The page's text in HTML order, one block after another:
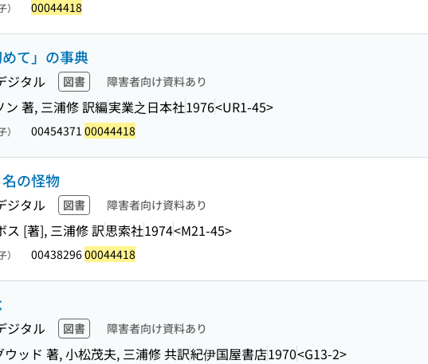
00044418
めて」の事典
ジタル 図書 障害者向け資料あり
ン 著, 三浦修 訳編実業之日本社1976<UR1-45>
00454371 00044418
の怪物
ジタル 図書 障害者向け資料あり
ス [著], 三浦修 訳思索社1974<M21-45>
0043829600044418
ジタル 図書 障害者向け資料あり
ウッド 著, 小松茂夫, 三浦修 共訳紀伊国屋書店1970<G13-2>